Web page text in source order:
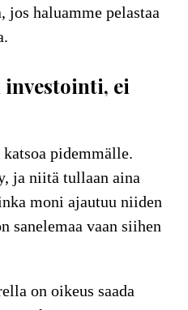
haluamme pelastaa
investointi, ei
pidemmälle.
ja niitä tullaan aina
moni ajautuu niiden
sanelemaa vaan siihen
on oikeus saada